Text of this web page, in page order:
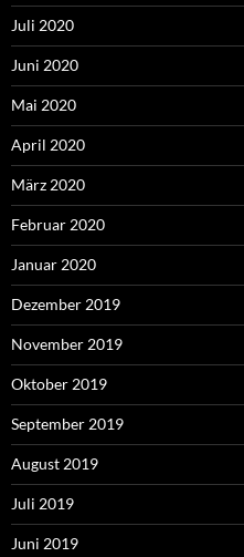
Juli 2020
Juni 2020
Mai 2020
April 2020
März 2020
Februar 2020
Januar 2020
Dezember 2019
November 2019
Oktober 2019
September 2019
August 2019
Juli 2019
Juni 2019